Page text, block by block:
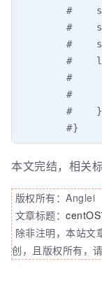
#
#
#
#
#
#
        #    }
        #}
本文完结，相关
版权所有：Anglei
文章标题：
除非注明，本站文
创，且版权所有，